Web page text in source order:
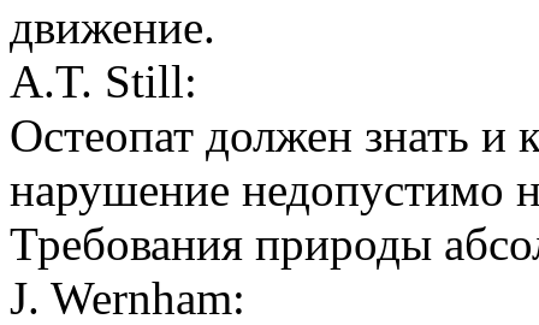
движение.
A.T. Still:
Остеопат должен знать и
нарушение недопустимо
Требования природы
J. Wernham: